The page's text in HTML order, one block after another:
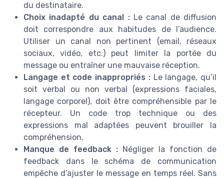
du destinataire.
Choix inadapté du canal :Le canal de diffusion
doit correspondre aux habitudes de l’audience.
Utiliser un canal non pertinent (email, réseaux
sociaux, vidéo, etc.) peut limiter la portée du
message ou entraîner une mauvaise réception.
Langage et code inappropriés :Le langage, qu’il
soit verbal ou non verbal (expressions faciales,
langage corporel), doit être compréhensible par le
récepteur. Un code trop technique ou des
expressions mal adaptées peuvent brouiller la
compréhension.
Manque de feedback : Négliger la fonction de
feedback dans le schéma de communication
empêche d’ajuster le message en temps réel. Sans